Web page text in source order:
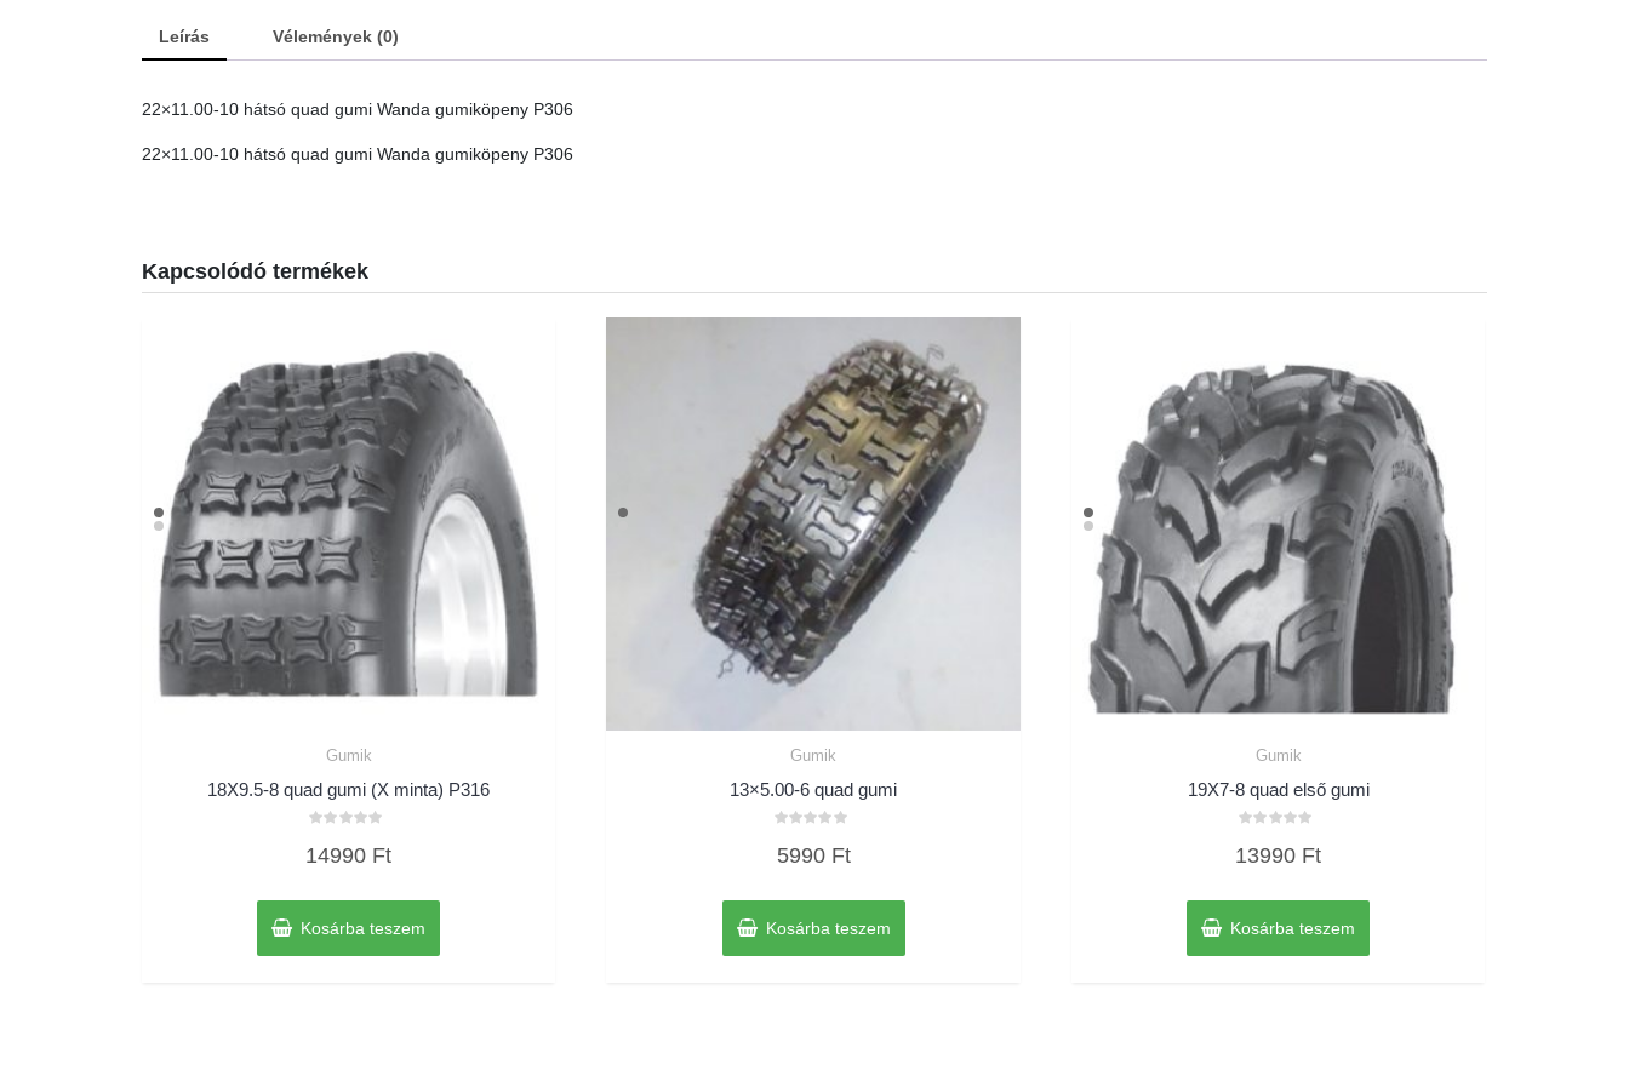
Leírás Vélemények (0)
22×11.00-10 hátsó quad gumi Wanda gumiköpeny P306
22×11.00-10 hátsó quad gumi Wanda gumiköpeny P306
Kapcsolódó termékek
Gumik
18X9.5-8 quad gumi (X minta) P316
0
14990 Ft
Kosárba teszem
Gumik
13×5.00-6 quad gumi
05990 Ft
Kosárba teszem
Gumik
19X7-8 quad első gumi
0
13990 Ft
Kosárba teszem